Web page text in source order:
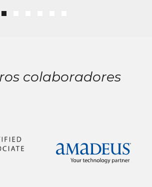
colaboradores